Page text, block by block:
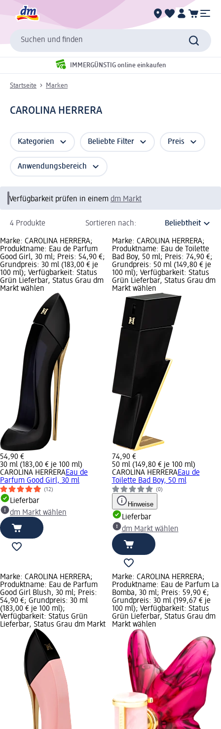
Suchen und finden
IMMERGÜNSTIG online einkaufen
Startseite Marken
CAROLINA HERRERA
Kategorien Beliebte Filter Preis
Anwendungsbereich
Verfügbarkeit prüfen in einem dm Markt
4 Produkte Sortieren nach:
Marke: CAROLINA HERRERA;
Produktname: Eau de Parfum
Good Girl, 30 ml; Preis: 54,90 €;
Grundpreis: 30 ml (183,00 € je
100 ml); Verfügbarkeit: Status
Grün Lieferbar, Status Grau dm
Markt wählen
54,90 €
30 ml (183,00 € je 100 ml)
CAROLINA HERRERAEau de
Parfum Good Girl, 30 ml
(12)
Lieferbar
dm Markt wählen
Marke: CAROLINA HERRERA;
Produktname: Eau de Toilette
Bad Boy, 50 ml; Preis: 74,90 €;
Grundpreis: 50 ml (149,80 € je
100 ml); Verfügbarkeit: Status
Grün Lieferbar, Status Grau dm
Markt wählen
74,90 €
50 ml (149,80 € je 100 ml)
CAROLINA HERRERAEau de
Toilette Bad Boy, 50 ml
(0)
Hinweise
Lieferbar
dm Markt wählen
Marke: CAROLINA HERRERA;
Produktname: Eau de Parfum
Good Girl Blush, 30 ml; Preis:
54,90 €; Grundpreis: 30 ml
(183,00 € je 100 ml);
Verfügbarkeit: Status Grün
Lieferbar, Status Grau dm Markt
Marke: CAROLINA HERRERA;
Produktname: Eau de Parfum La
Bomba, 30 ml; Preis: 59,90 €;
Grundpreis: 30 ml (199,67 € je
100 ml); Verfügbarkeit: Status
Grün Lieferbar, Status Grau dm
Markt wählen